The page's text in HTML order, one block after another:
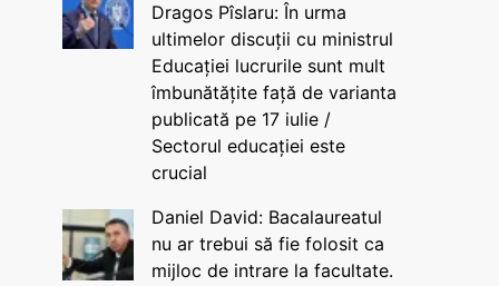
Dragos Pîslaru: În urma
ultimelor discuții cu ministrul
Educației lucrurile sunt mult
îmbunătățite față de varianta
publicată pe 17 iulie /
Sectorul educației este
crucial
Daniel David: Bacalaureatul
nu ar trebui să fie folosit ca
mijloc de intrare la facultate.